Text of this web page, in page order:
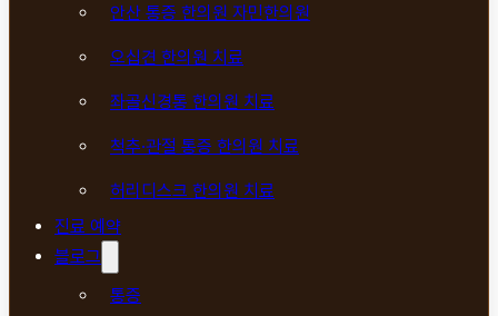
안산 통증 한의원 자민한의원
오십견 한의원 치료
좌골신경통 한의원 치료
척추·관절 통증 한의원 치료
허리디스크 한의원 치료
진료 예약
블로그
통증